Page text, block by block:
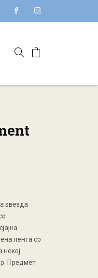
ѕвезда
лента со
некој
Предмет